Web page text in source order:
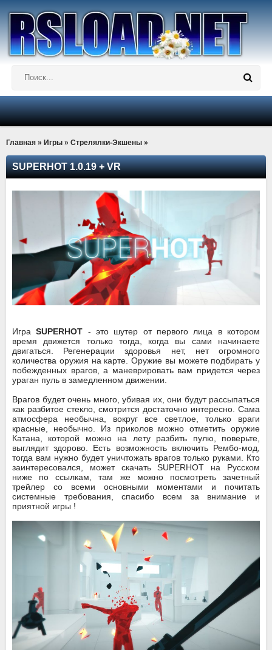
Главная » Игры » Стрелялки-Экшены »
SUPERHOT 1.0.19 + VR
ИграSUPERHOT - это шутер от первого лица в котором
время движется только тогда, когда вы сами начинаете
двигаться. Регенерации здоровья нет, нет огромного
количества оружия на карте. Оружие вы можете подбирать у
побежденных врагов, а маневрировать вам придется через
ураган пуль в замедленном движении.
Врагов будет очень много, убивая их, они будут рассыпаться
как разбитое стекло, смотрится достаточно интересно. Сама
атмосфера необычна, вокруг все светлое, только враги
красные, необычно. Из приколов можно отметить оружие
Катана, которой можно на лету разбить пулю, поверьте,
выглядит здорово. Есть возможность включить Рембо-мод,
тогда вам нужно будет уничтожать врагов только руками. Кто
заинтересовался, может скачать SUPERHOT на Русском
ниже по ссылкам, там же можно посмотреть зачетный
трейлер со всеми основными моментами и почитать
системные требования, спасибо всем за внимание и
приятной игры !